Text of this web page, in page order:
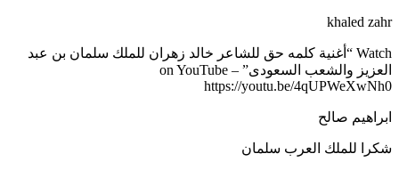
khaled zahr
Watch “أغنية كلمه حق للشاعر خالد زهران للملك سلمان بن عبد
العزيز والشعب السعودى” on YouTube –
https://youtu.be/4qUPWeXwNh0
ابراهيم صالح
شكرا للملك العرب سلمان